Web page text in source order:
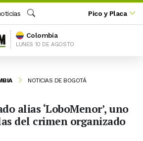
Buscar
Pico y Placa
Colombia
LUNES 10 DE AGOSTO
NOTICIAS DE BOGOTÁ
alias ‘LoboMenor’, uno
del crimen organizado